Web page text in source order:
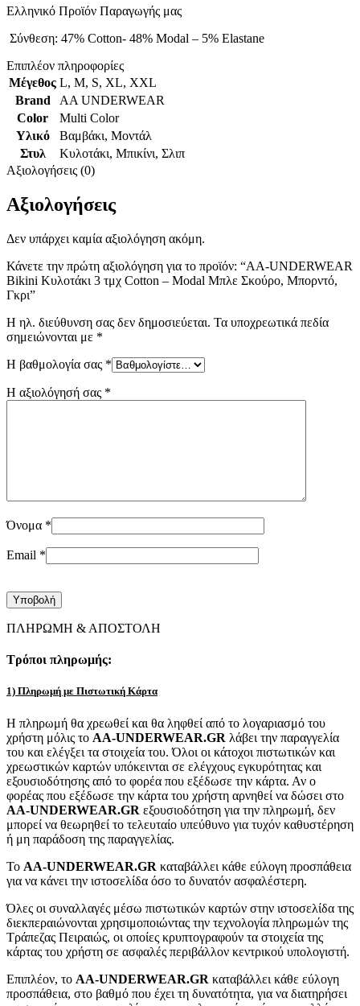
Ελληνικό Προϊόν Παραγωγής μας
Σύνθεση: 47% Cotton- 48% Modal – 5% Elastane
Επιπλέον πληροφορίες
Μέγεθος L, M, S, XL, XXL
Brand
AA UNDERWEAR
Color
Multi Color
Υλικό
Βαμβάκι, Μοντάλ
Στυλ
Κυλοτάκι, Μπικίνι, Σλιπ
Αξιολογήσεις (0)
Αξιολογήσεις
Δεν υπάρχει καμία αξιολόγηση ακόμη.
Κάνετε την πρώτη αξιολόγηση για το προϊόν: “AA-UNDERWEAR
Bikini Κυλοτάκι 3 τμχ Cotton – Modal Μπλε Σκούρο, Μπορντό,
Γκρι”
Η ηλ. διεύθυνση σας δεν δημοσιεύεται. Τα υποχρεωτικά πεδία
σημειώνονται με *
Η βαθμολογία σας *
Η αξιολόγησή σας *
Όνομα *
Email *
ΠΛΗΡΩΜΗ & ΑΠΟΣΤΟΛΗ
Τρόποι πληρωμής:
1) Πληρωμή με Πιστωτική Κάρτα
Η πληρωμή θα χρεωθεί και θα ληφθεί από το λογαριασμό του
χρήστη μόλις το AA-UNDERWEAR.GR λάβει την παραγγελία
του και ελέγξει τα στοιχεία του. Όλοι οι κάτοχοι πιστωτικών και
χρεωστικών καρτών υπόκεινται σε ελέγχους εγκυρότητας και
εξουσιοδότησης από το φορέα που εξέδωσε την κάρτα. Αν ο
φορέας που εξέδωσε την κάρτα του χρήστη αρνηθεί να δώσει στο
AA-UNDERWEAR.GR εξουσιοδότηση για την πληρωμή, δεν
μπορεί να θεωρηθεί το τελευταίο υπεύθυνο για τυχόν καθυστέρηση
ή μη παράδοση της παραγγελίας.
Το AA-UNDERWEAR.GR καταβάλλει κάθε εύλογη προσπάθεια
για να κάνει την ιστοσελίδα όσο το δυνατόν ασφαλέστερη.
Όλες οι συναλλαγές μέσω πιστωτικών καρτών στην ιστοσελίδα της
διεκπεραιώνονται χρησιμοποιώντας την τεχνολογία πληρωμών της
Τράπεζας Πειραιώς, οι οποίες κρυπτογραφούν τα στοιχεία της
κάρτας του χρήστη σε ασφαλές περιβάλλον κεντρικού υπολογιστή.
Επιπλέον, το AA-UNDERWEAR.GR καταβάλλει κάθε εύλογη
προσπάθεια, στο βαθμό που έχει τη δυνατότητα, για να διατηρήσει